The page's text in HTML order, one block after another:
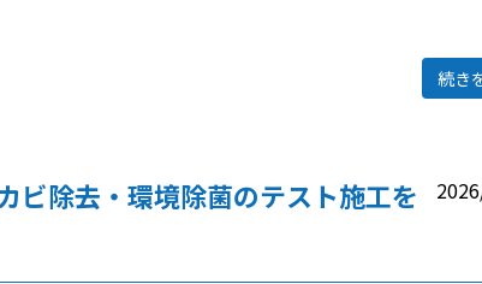
続き
ビ除去・環境除菌のテスト施工を